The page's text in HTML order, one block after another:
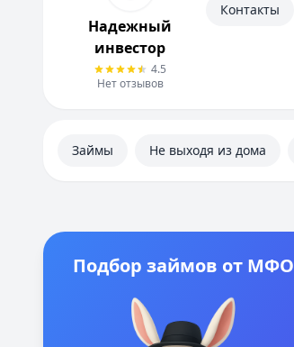
Надежный
инвестор
4.5
Нет отзывов
Контакты
Займы Не выходя из дома
Подбор займов от МФО